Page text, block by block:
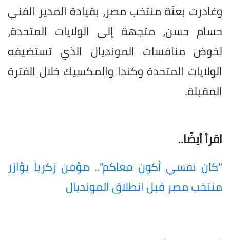
وغادرت بعثة منتخب مصر، بقيادة المدير الفني
حسام حسن، متجهة إلى الولايات المتحدة،
لخوض منافسات المونديال الذي تستضيفه
الولايات المتحدة وكندا والمكسيك خلال الفترة
المقبلة.
اقرأ أيضًا..
"كان نفسي أكون معاكم".. مؤمن زكريا يؤازر
منتخب مصر قبل انطلاق المونديال